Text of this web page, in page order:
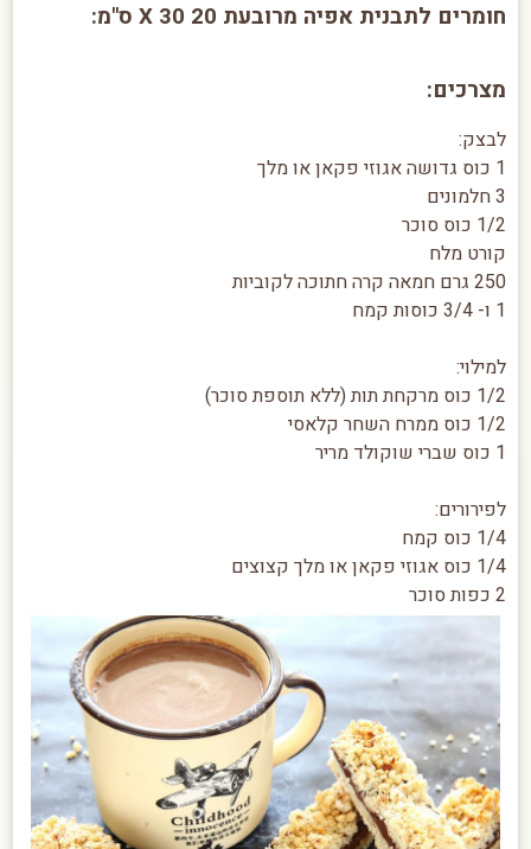
חומרים לתבנית אפיה מרובעת 20 X 30 ס"מ:
מצרכים:
לבצק:
1 כוס גדושה אגוזי פקאן או מלך
3 חלמונים
1/2 כוס סוכר
קורט מלח
250 גרם חמאה קרה חתוכה לקוביות
1 ו- 3/4 כוסות קמח
למילוי:
1/2 כוס מרקחת תות (ללא תוספת סוכר)
1/2 כוס ממרח השחר קלאסי
1 כוס שברי שוקולד מריר
לפירורים:
1/4 כוס קמח
1/4 כוס אגוזי פקאן או מלך קצוצים
2 כפות סוכר